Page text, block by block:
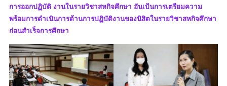
การออกปฏิบัติ งานในรายวิชาสหกิจศึกษา อันเป้นการเตรียมความ
พร้อมการดำเนินการด้านการปฏิบัติงานของนิสิตในรายวิชาสหกิจศึกษา
ก่อนสำเร็จการศึกษา